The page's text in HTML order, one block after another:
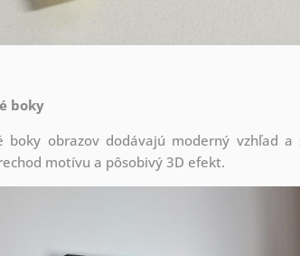
boky
boky obrazov dodávajú moderný vzhľad
motívu a pôsobivý 3D efekt.